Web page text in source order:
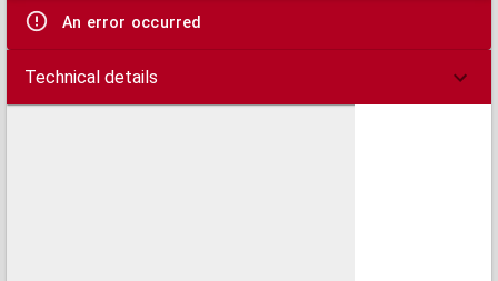
An error occurred
Technical details